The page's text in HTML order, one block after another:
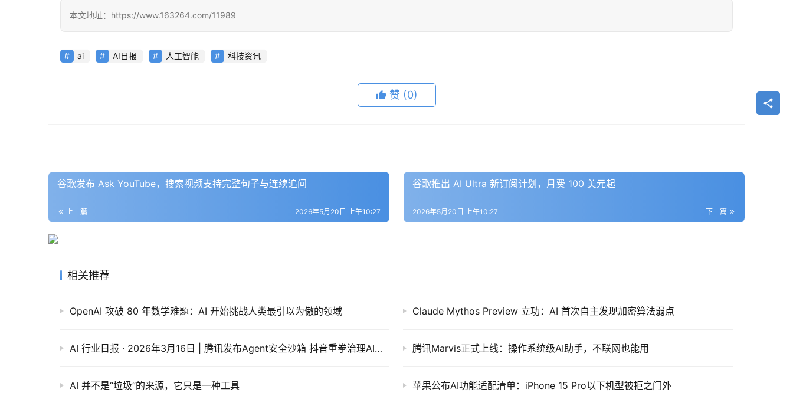
本文地址：https://www.163264.com/11989
ai AI日报 人工智能 科技资讯
赞 (0)
谷歌发布 Ask YouTube，搜索视频支持完整句子与连续追问
上一篇 2026年5月20日 上午10:27
谷歌推出 AI Ultra 新订阅计划，月费 100 美元起
下一篇
2026年5月20日 上午10:27
相关推荐
OpenAI 攻破 80 年数学难题：AI 开始挑战人类最引以为傲的领域 Claude Mythos Preview 立功：AI 首次自主发现加密算法弱点
AI 行业日报 · 2026年3月16日 | 腾讯发布Agent安全沙箱 抖音重拳治理AI擦边 腾讯Marvis正式上线：操作系统级AI助手，不联网也能用
AI 并不是“垃圾”的来源，它只是一种工具 苹果公布AI功能适配清单：iPhone 15 Pro以下机型被拒之门外